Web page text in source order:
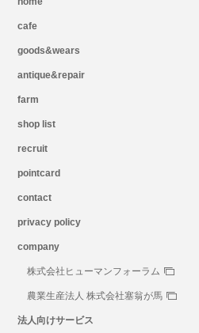
cafe
goods&wears
antique&repair
farm
shop list
recruit
pointcard
contact
privacy policy
company
株式会社ヒューマンフォーラム
農業生産法人 株式会社塞翁が馬
法人向けサービス